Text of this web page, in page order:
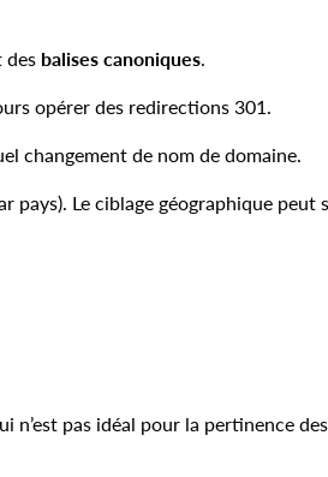
des balises canoniques.
opérer des redirections 301.
changement de nom de domaine.
Le ciblage géographique peut
pas idéal pour la pertinence